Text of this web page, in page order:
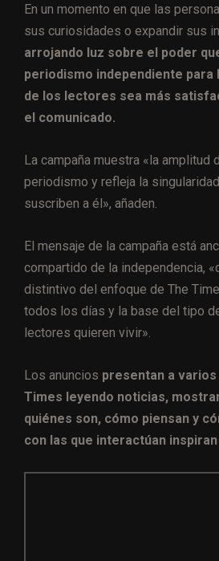
En un momento en que las
sus curiosidades o expandir sus
arrojando luz sobre el poder
periodismo independiente para
de los lectores sea más
el comunicado.
La campaña muestra «la amplitud
periodismo y refleja la
suscriben a él», añaden.
El mensaje de la campaña está
compartido de la independencia,
distintivo del enfoque de The
todos los días y la base del tipo
lectores quieren vivir».
Los anuncios presentan a
Times leyendo noticias,
quiénes son, cómo piensan y
con las que interactúan